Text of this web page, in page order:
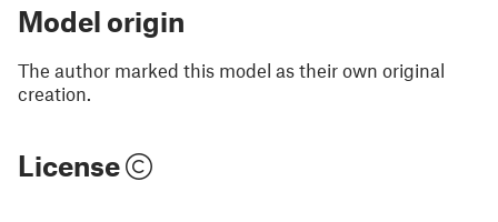
Model origin
The author marked this model as their own original
creation.
License